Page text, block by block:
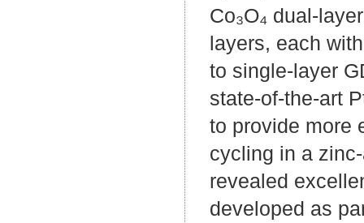
Co₃O₄ dual-
layers, each
to single-layer
state-of-the-art
to provide more
cycling in a
revealed
developed as